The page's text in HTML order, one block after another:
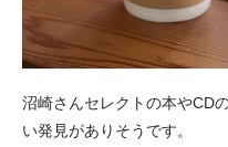
沼崎さんセレクトの本やCD
い発見がありそうです。